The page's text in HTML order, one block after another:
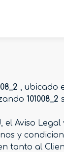
, ubicado
101008_2
Aviso Legal
y
tanto al